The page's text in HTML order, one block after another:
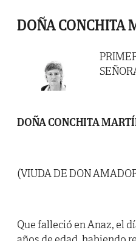
DOÑA CONCHITA
DOÑA CONCHITA
(VIUDA DE DON
Que falleció en Anaz, el